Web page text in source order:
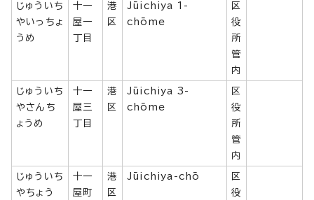
じゅういち
やいっちょ
うめ
十一
屋一
丁目
港
区
Jūichiya 1-
chōme
区
役
所
管
内
じゅういち
やさんち
ょうめ
十一
屋三
丁目
港
区
Jūichiya 3-
chōme
区
役
所
管
内
じゅういち
やちょう
十一
屋町
港
区
Jūichiya-chō
区
役